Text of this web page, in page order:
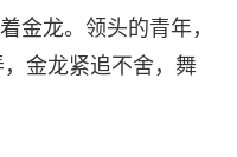
金龙。领头的青年，
金龙紧追不舍，舞